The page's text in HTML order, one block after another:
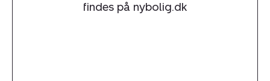
findes på nybolig.dk